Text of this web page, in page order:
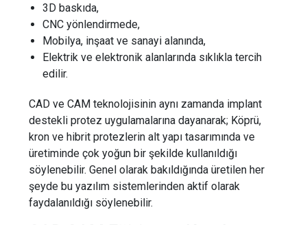
3D baskıda,
CNC yönlendirmede,
Mobilya, inşaat ve sanayi alanında,
Elektrik ve elektronik alanlarında sıklıkla tercih
edilir.
CAD ve CAM teknolojisinin aynı zamanda implant
destekli protez uygulamalarına dayanarak; Köprü,
kron ve hibrit protezlerin alt yapı tasarımında ve
üretiminde çok yoğun bir şekilde kullanıldığı
söylenebilir. Genel olarak bakıldığında üretilen her
şeyde bu yazılım sistemlerinden aktif olarak
faydalanıldığı söylenebilir.